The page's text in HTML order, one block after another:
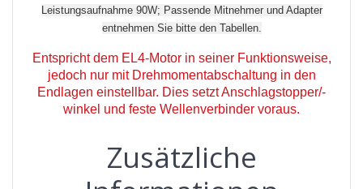
Leistungsaufnahme 90W; Passende Mitnehmer und Adapter
entnehmen Sie bitte den Tabellen.
Entspricht dem EL4-Motor in seiner Funktionsweise,
jedoch nur mit Drehmomentabschaltung in den
Endlagen einstellbar. Dies setzt Anschlagstopper/-
winkel und feste Wellenverbinder voraus.
Zusätzliche